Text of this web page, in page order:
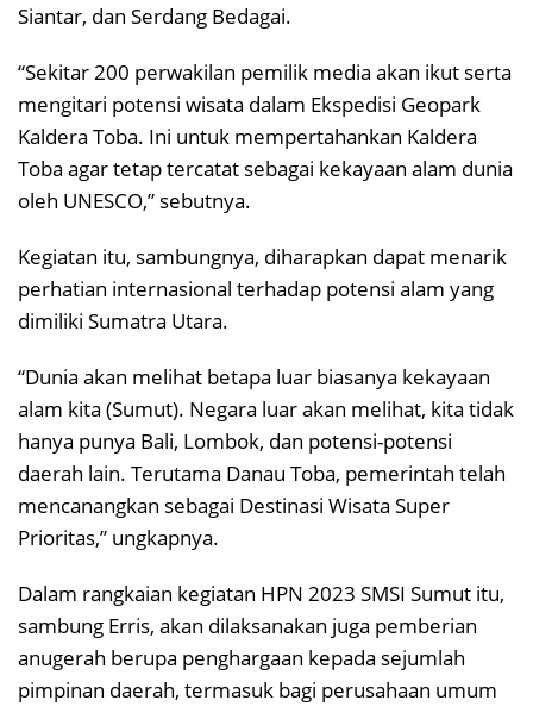
Siantar, dan Serdang Bedagai.
“Sekitar 200 perwakilan pemilik media akan ikut serta
mengitari potensi wisata dalam Ekspedisi Geopark
Kaldera Toba. Ini untuk mempertahankan Kaldera
Toba agar tetap tercatat sebagai kekayaan alam dunia
oleh UNESCO,” sebutnya.
Kegiatan itu, sambungnya, diharapkan dapat menarik
perhatian internasional terhadap potensi alam yang
dimiliki Sumatra Utara.
“Dunia akan melihat betapa luar biasanya kekayaan
alam kita (Sumut). Negara luar akan melihat, kita tidak
hanya punya Bali, Lombok, dan potensi-potensi
daerah lain. Terutama Danau Toba, pemerintah telah
mencanangkan sebagai Destinasi Wisata Super
Prioritas,” ungkapnya.
Dalam rangkaian kegiatan HPN 2023 SMSI Sumut itu,
sambung Erris, akan dilaksanakan juga pemberian
anugerah berupa penghargaan kepada sejumlah
pimpinan daerah, termasuk bagi perusahaan umum